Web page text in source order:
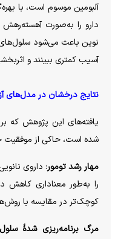
آلبومین موسوم است، با
دارو را به‌صورتآهسته‌رهش
نوین باعث می‌شود
آسیب کمتری ببینند و
نتایج درخشان در مدل‌های
یافته‌های این پژوهش که
شده است، حاکی از موفقیت
مهار رشد تومور: داروی
را به‌طور معناداری کاهش
کوچک‌تر در مقایسه با
مرگ برنامه‌ریزیشدۀ